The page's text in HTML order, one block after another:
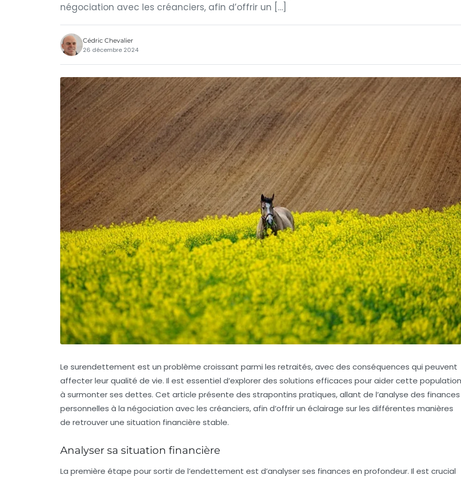
négociation avec les créanciers, afin d’offrir un […]
Cédric Chevalier
26 décembre 2024
Le surendettement est un problème croissant parmi les retraités, avec des conséquences qui peuvent
affecter leur qualité de vie. Il est essentiel d’explorer des solutions efficaces pour aider cette population
à surmonter ses dettes. Cet article présente des strapontins pratiques, allant de l’analyse des finances
personnelles à la négociation avec les créanciers, afin d’offrir un éclairage sur les différentes manières
de retrouver une situation financière stable.
Analyser sa situation financière
La première étape pour sortir de l’endettement est d’analyser ses finances en profondeur. Il est crucial